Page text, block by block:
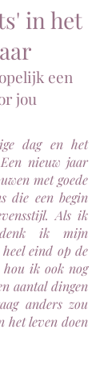
in het
een
jou
dag en het
nieuw jaar
met goede
die een begin
Als ik
ik mijn
eind op de
ik ook nog
aantal dingen
anders zou
het leven doen